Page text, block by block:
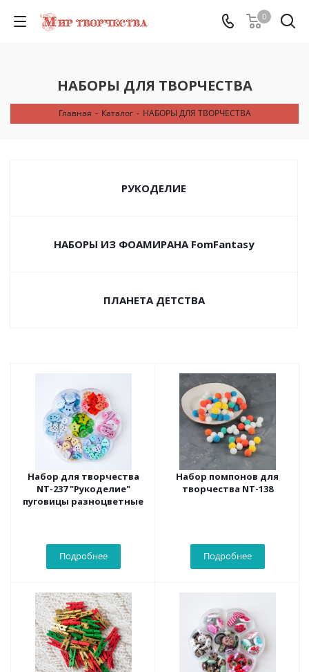
0
НАБОРЫ ДЛЯ ТВОРЧЕСТВА
Главная - Каталог - НАБОРЫ ДЛЯ ТВОРЧЕСТВА
РУКОДЕЛИЕ
НАБОРЫ ИЗ ФОАМИРАНА FomFantasy
ПЛАНЕТА ДЕТСТВА
Набор для творчества
NT-237 "Рукоделие"
пуговицы разноцветные
Подробнее
Набор помпонов для
творчества NT-138
Подробнее